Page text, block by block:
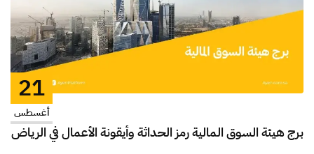
برج هيئة السوق المالية رمز الحداثة وأيقونة الأعمال في الرياض
21
أغسطس